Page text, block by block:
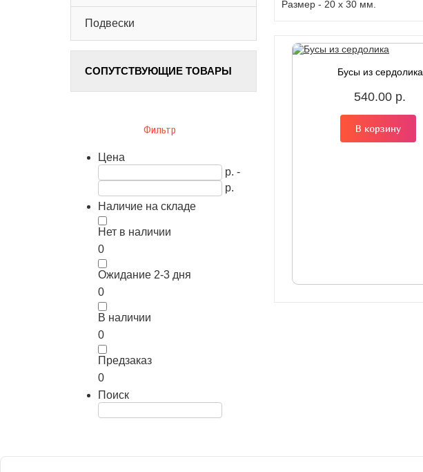
Подвески
СОПУТСТВУЮЩИЕ ТОВАРЫ
Фильтр
Цена
р. -
р.
Наличие на складе
Нет в наличии
0
Ожидание 2-3 дня
0
В наличии
0
Предзаказ
0
Поиск
Размер - 20 х 30 мм.
Бусы из сердолика
540.00 р.
В корзину